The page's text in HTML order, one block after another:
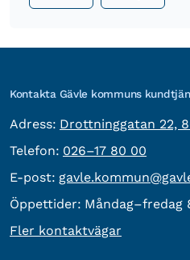
Kontakta Gävle kommuns
Adress: besöksadress:
Drottninggatan 22,
Telefon: Telefon:
026–17 80 00
E-post: E-post:
Öppettider: Måndag–fredag
Fler kontaktvägar